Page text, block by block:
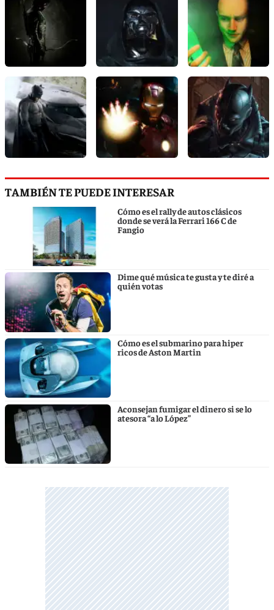
TAMBIÉN TE PUEDE INTERESAR
Cómo es el rally de autos clásicos
donde se verá la Ferrari 166 C de
Fangio
Dime qué música te gusta y te diré a
quién votas
Cómo es el submarino para hiper
ricos de Aston Martin
Aconsejan fumigar el dinero si se lo
atesora “a lo López”